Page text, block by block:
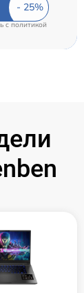
cполитикой